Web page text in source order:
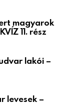
magyarok
11. rész
lakói –
levesek –